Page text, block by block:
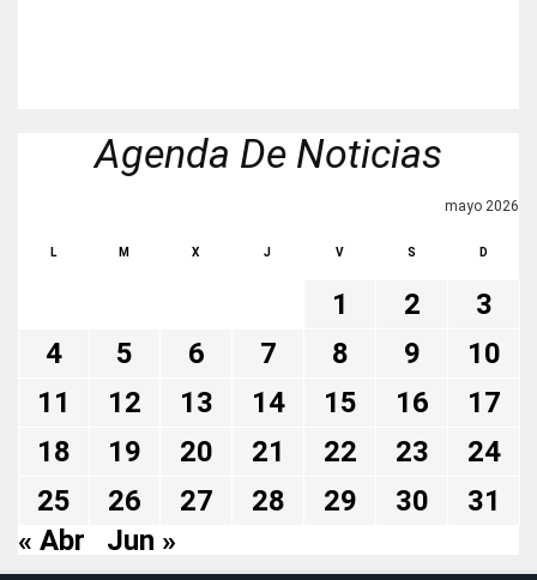
Agenda De Noticias
mayo 2026
L M X J V S D
1 2
3
4
5 6 7 8 9
10
11
12 13 14 15 16
17
18
19 20 21 22 23
24
25
26 27 28 29 30
31
« Abr
Jun »